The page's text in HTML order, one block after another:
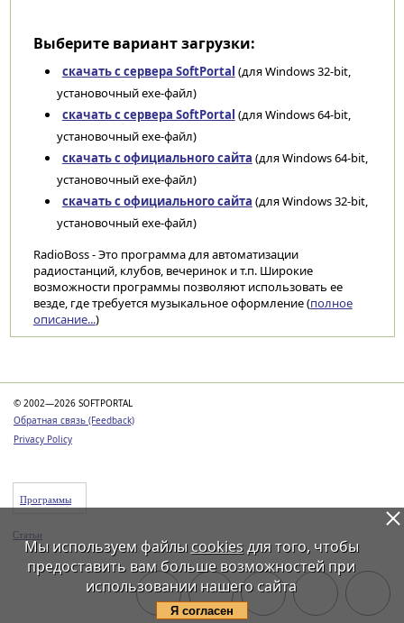
Выберите вариант загрузки:
скачать с сервера SoftPortal (для Windows 32-bit,
установочный exe-файл)
скачать с сервера SoftPortal (для Windows 64-bit,
установочный exe-файл)
скачать с официального сайта (для Windows 64-bit,
установочный exe-файл)
скачать с официального сайта (для Windows 32-bit,
установочный exe-файл)
RadioBoss - Это программа для автоматизации
радиостанций, клубов, вечеринок и т.п. Широкие
возможности программы позволяют использовать ее
везде, где требуется музыкальное оформление (полное
описание...)
© 2002—2026 SOFTPORTAL
Обратная связь (Feedback)
Privacy Policy
Программы
Статьи
Мы используем файлы cookiesдля того, чтобы
предоставить вам больше возможностей при
использовании нашего сайта